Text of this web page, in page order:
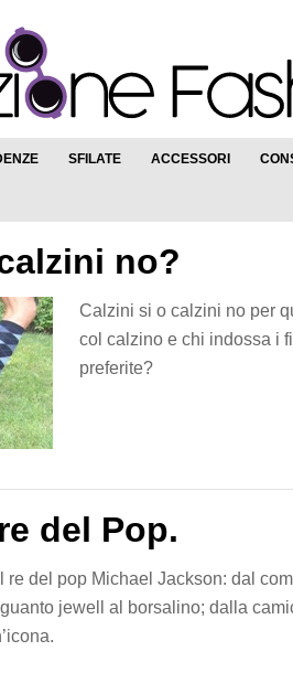
SFILATE ACCESSORI
no?
Calzini si o calzini no per
col calzino e chi indossa i
preferite?
del Pop.
re del pop Michael Jackson: dal
jewell al borsalino; dalla